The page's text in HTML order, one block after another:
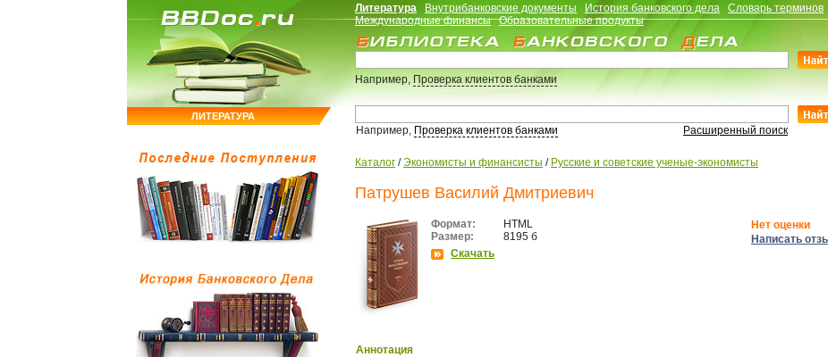
ЛИТЕРАТУРА
Литература Внутрибанковские документы История банковского дела
Словарь терминов
Международные финансы
Образовательные продукты
Например,Проверка клиентов банками
Например, Проверка клиентов банками Расширенный поиск
Каталог /Экономисты и финансисты / Русские и советские ученые-экономисты
Патрушев Василий Дмитриевич
Формат:
HTML
Размер:
8195 б
Скачать
Нет оценки
Написать
Аннотация